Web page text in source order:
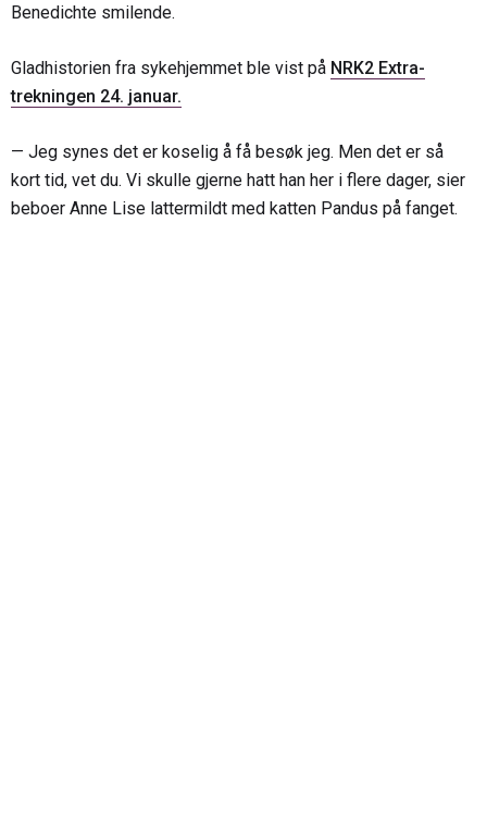
Benedichte smilende.
Gladhistorien fra sykehjemmet ble vist på NRK2 Extra-
trekningen 24. januar.
— Jeg synes det er koselig å få besøk jeg. Men det er så
kort tid, vet du. Vi skulle gjerne hatt han her i flere dager, sier
beboer Anne Lise lattermildt med katten Pandus på fanget.